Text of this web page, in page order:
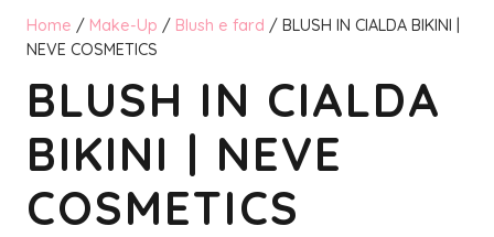
Home / Make-Up / Blush e fard / BLUSH IN CIALDA BIKINI |
NEVE COSMETICS
BLUSH IN CIALDA
BIKINI | NEVE
COSMETICS